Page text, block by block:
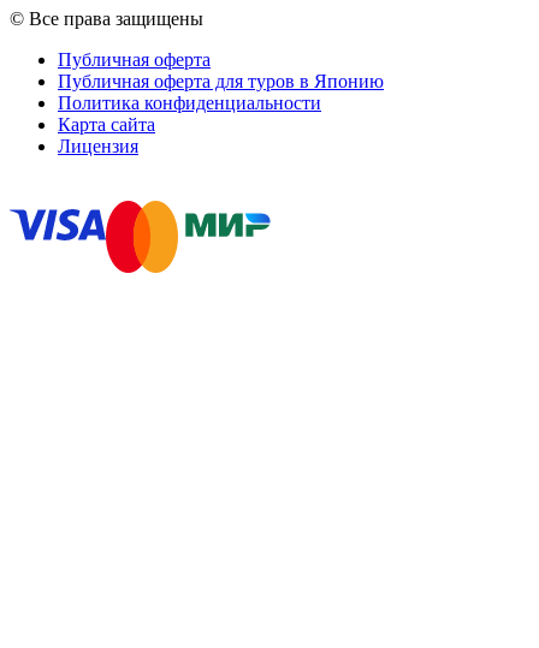
© Все права защищены
Публичная оферта
Публичная оферта для туров в Японию
Политика конфиденциальности
Карта сайта
Лицензия